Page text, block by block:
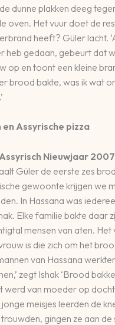
dunne plakken deeg
oven. Het vuur doet de
heeft? Güler lacht.
heb gedaan, gebeurt dat
op en toont een kleine
brood bakte, was ik wat
en Assyrische pizza
Nieuwjaar 2007
Güler de eerste zes
gewoonte krijgen we
In Hassana was
Elke familie bakte daar
mensen van aten. Het
is die zich om het
van Hassana
zegt Ishak ‘Brood
werd van moeder op
meisjes leerden de
gingen ze aan